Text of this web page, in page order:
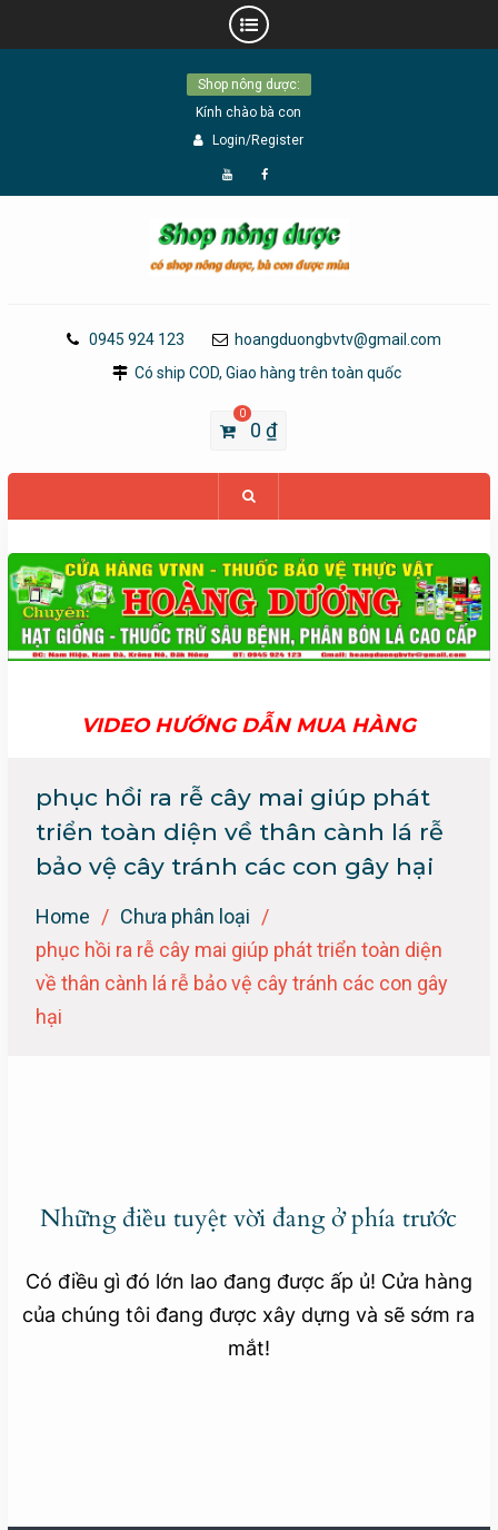
Shop nông dược:
Kính chào bà con
Login/Register
Đăng
YouTube
Page
0945 924 123
hoangduongbvtv@gmail.com
Có ship COD, Giao hàng trên toàn quốc
0
0₫
VIDEO HƯỚNG DẪN MUA HÀNG
phục hồi ra rễ cây mai giúp phát
triển toàn diện về thân cành lá rễ
bảo vệ cây tránh các con gây hại
Home
Chưa phân loại
phục hồi ra rễ cây mai giúp phát triển toàn diện
về thân cành lá rễ bảo vệ cây tránh các con gây
hại
Những điều tuyệt vời đang ở phía trước
Có điều gì đó lớn lao đang được ấp ủ! Cửa hàng
của chúng tôi đang được xây dựng và sẽ sớm ra
mắt!